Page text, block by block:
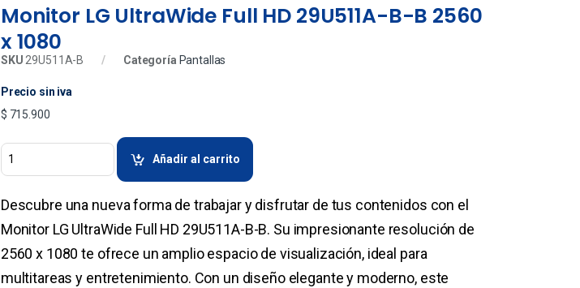
Monitor LG UltraWide Full HD 29U511A-B-B 2560
x 1080
SKU 29U511A-B Categoría Pantallas
Precio sin iva
$ 715.900
Añadir al carrito
Descubre una nueva forma de trabajar y disfrutar de tus contenidos con el
Monitor LG UltraWide Full HD 29U511A-B-B. Su impresionante resolución de
2560 x 1080 te ofrece un amplio espacio de visualización, ideal para
multitareas y entretenimiento. Con un diseño elegante y moderno, este